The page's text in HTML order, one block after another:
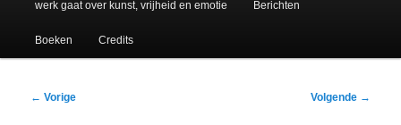
werk gaat over kunst, vrijheid en emotie Berichten
Boeken Credits
Bericht
← Vorige Volgende →